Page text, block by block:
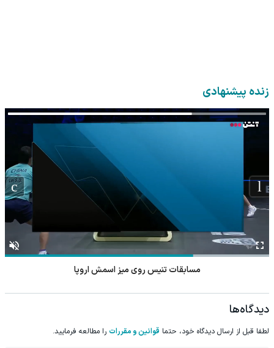
زنده پیشنهادی
مسابقات تنیس روی میز اسمش اروپا
دیدگاه‌ها
لطفا قبل از ارسال دیدگاه خود، حتما قوانین و مقررات را مطالعه فرمایید.